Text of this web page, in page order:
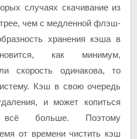
случаях скачивание из
чем с медленной флэш-
хранения кэша в
как минимум,
скорость одинакова, то
Кэш в свою очередь
и может копиться
всё больше. Поэтому
от времени чистить кэш